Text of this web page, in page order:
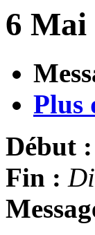
6 Mai
Plus
Début :
Fin :